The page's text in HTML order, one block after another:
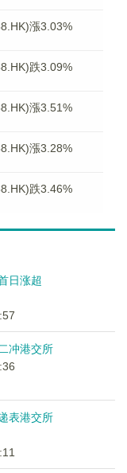
漲3.03%
跌3.09%
漲3.51%
漲3.28%
跌3.46%
日涨超
冲港交所
表港交所